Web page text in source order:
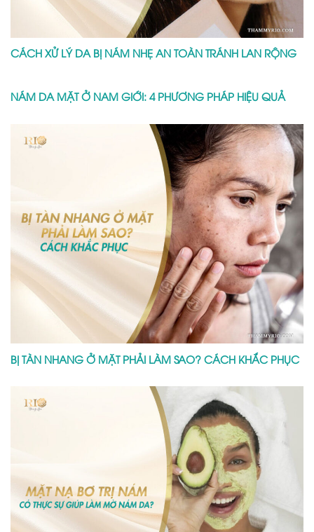
CÁCH XỬ LÝ DA BỊ NÁM NHẸ AN TOÀN TRÁNH LAN RỘNG
NÁM DA MẶT Ở NAM GIỚI: 4 PHƯƠNG PHÁP HIỆU QUẢ
BỊ TÀN NHANG Ở MẶT PHẢI LÀM SAO? CÁCH KHẮC PHỤC